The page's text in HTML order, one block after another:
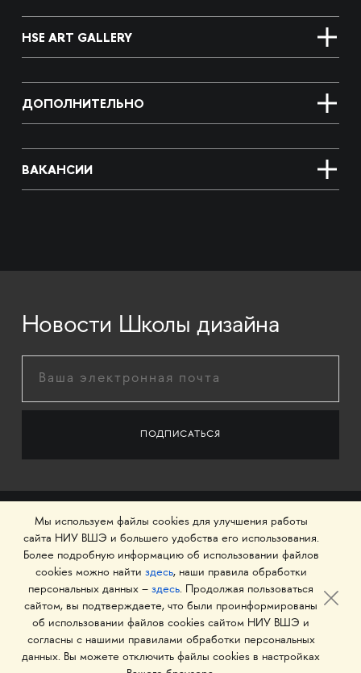
HSE ART GALLERY
ДОПОЛНИТЕЛЬНО
ВАКАНСИИ
Новости Школы дизайна
© 1993–2026 Национальный исследовательский
университет «Высшая школа экономики»
Мы используем файлы cookies для улучшения работы
сайта НИУ ВШЭ и большего удобства его использования.
Более подробную информацию об использовании файлов
cookies можно найти здесь, наши правила обработки
персональных данных – здесь. Продолжая пользоваться
сайтом, вы подтверждаете, что были проинформированы
об использовании файлов cookies сайтом НИУ ВШЭ и
согласны с нашими правилами обработки персональных
данных. Вы можете отключить файлы cookies в настройках